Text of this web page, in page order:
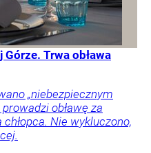
Trwa obława
„niebezpiecznym
obławę za
Nie wykluczono,